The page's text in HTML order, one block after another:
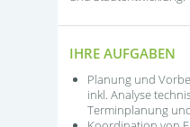
IHRE AUFGABEN
Planung und
inkl. Analyse
Terminplanung